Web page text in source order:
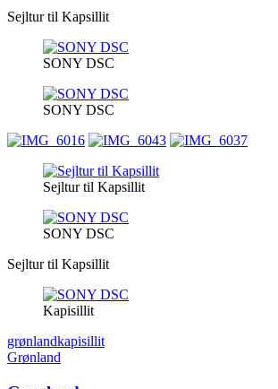
Sejltur til Kapsillit
SONY DSC
SONY DSC
Sejltur til Kapsillit
SONY DSC
Sejltur til Kapsillit
Kapisillit
grønlandkapisillit
Grønland